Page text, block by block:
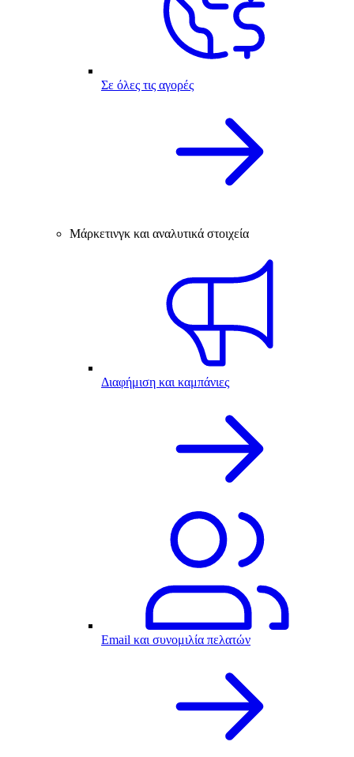
Σε όλες τις αγορές
Μάρκετινγκ και αναλυτικά στοιχεία
Διαφήμιση και καμπάνιες
Email και συνομιλία πελατών